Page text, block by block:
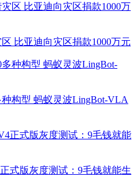
比亚迪向灾区捐款1000万元
构型 蚂蚁灵波LingBot-VLA
式版灰度测试：9毛钱就能生